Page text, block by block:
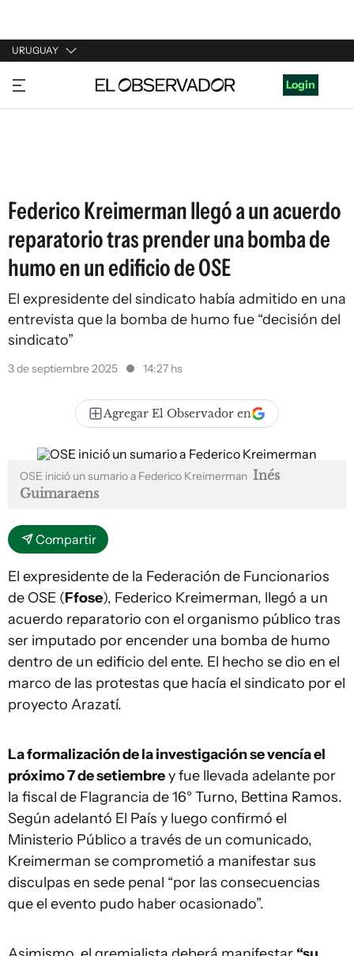
URUGUAY
URUGUAY
ARGENTINA
Login
Federico Kreimerman llegó a un acuerdo
reparatorio tras prender una bomba de
humo en un edificio de OSE
El expresidente del sindicato había admitido en una
entrevista que la bomba de humo fue “decisión del
sindicato”
3 de septiembre 2025 14:27 hs
Agregar El Observador en
OSE inició un sumario a Federico Kreimerman Inés
Guimaraens
Compartir
El expresidente de la Federación de Funcionarios
de OSE (Ffose), Federico Kreimerman, llegó a un
acuerdo reparatorio con el organismo público tras
ser imputado por encender una bomba de humo
dentro de un edificio del ente. El hecho se dio en el
marco de las protestas que hacía el sindicato por el
proyecto Arazatí.
La formalización de la investigación se vencía el
próximo 7 de setiembrey fue llevada adelante por
la fiscal de Flagrancia de 16° Turno, Bettina Ramos.
Según adelantó El País y luego confirmó el
Ministerio Público a través de un comunicado,
Kreimerman se comprometió a manifestar sus
disculpas en sede penal “por las consecuencias
que el evento pudo haber ocasionado”.